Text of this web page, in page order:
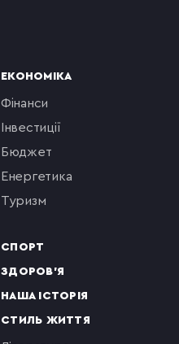
ЕКОНОМІКА
фінанси
інвестиції
бюджет
енергетика
туризм
СПОРТ
ЗДОРОВ'Я
НАША ІСТОРІЯ
СТИЛЬ ЖИТТЯ